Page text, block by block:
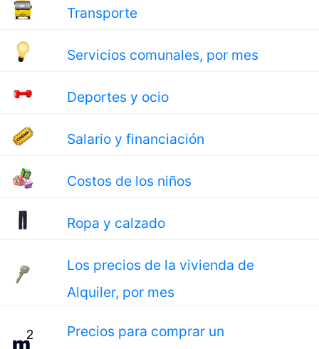
Transporte
Servicios comunales, por mes
Deportes y ocio
Salario y financiación
Costos de los niños
Ropa y calzado
Los precios de la vivienda de
Alquiler, por mes
Precios para comprar un